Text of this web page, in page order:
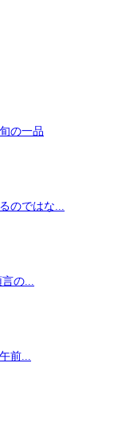
の一品
のではな...
の...
前...